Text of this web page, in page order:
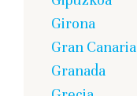
Girona
Gran Canaria
Granada